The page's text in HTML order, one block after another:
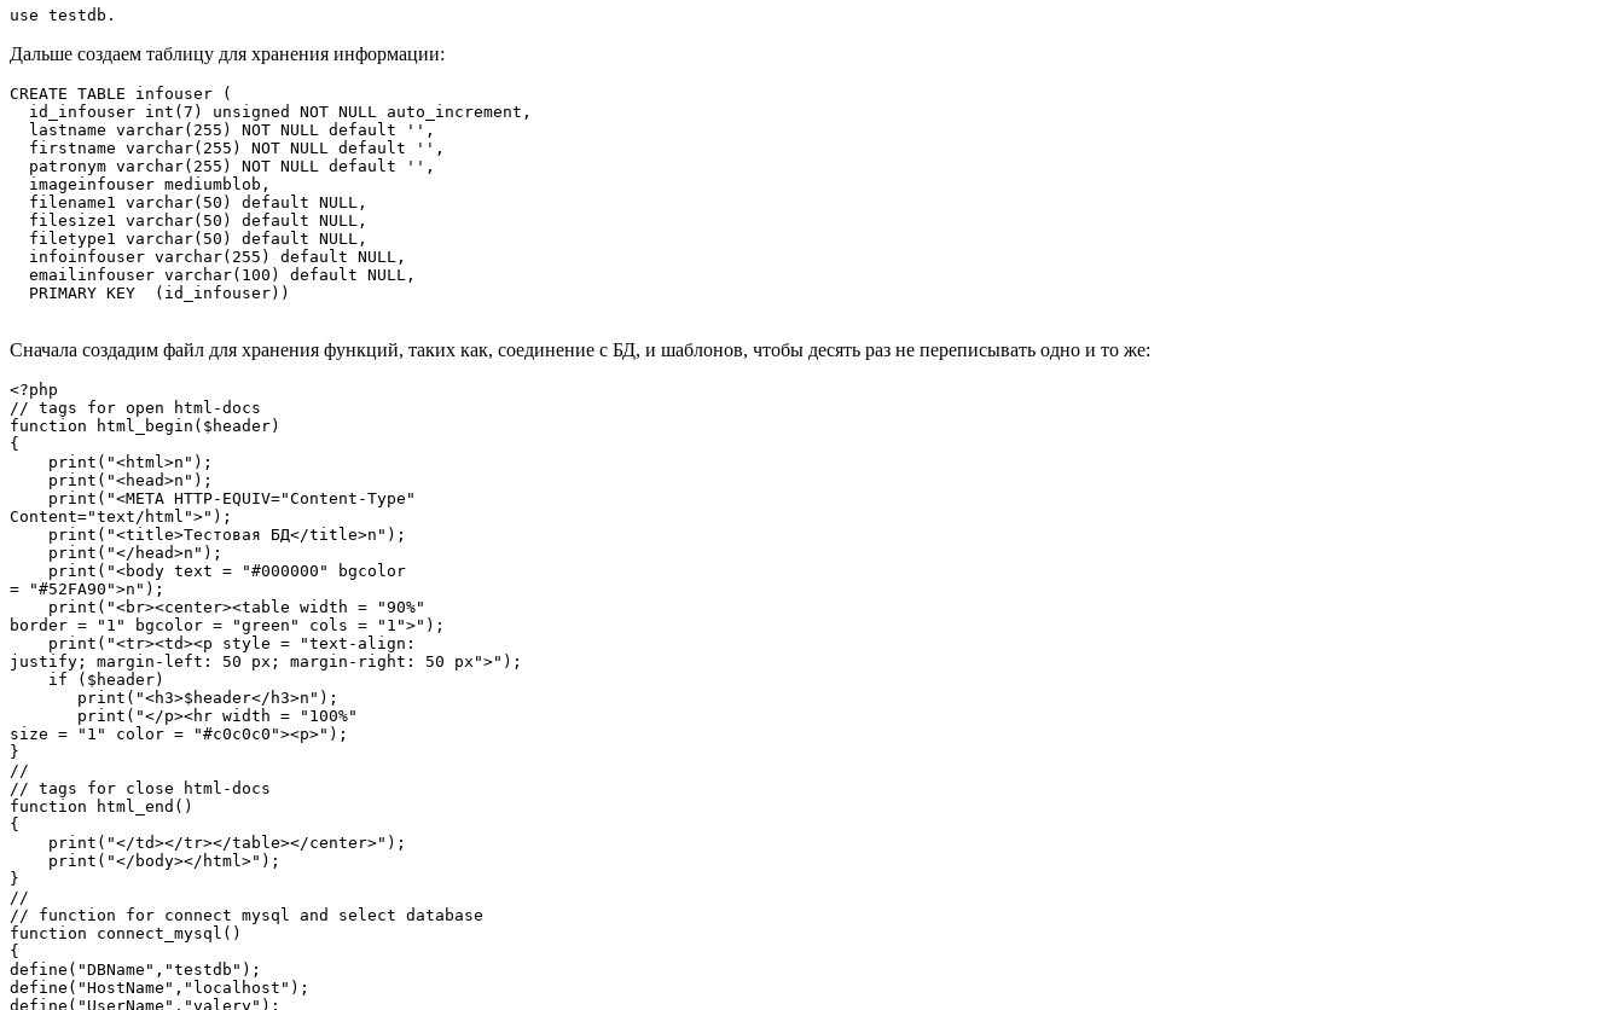
Дальше создаем таблицу для хранения информации:
CREATE TABLE infouser (
id_infouser int(7) unsigned NOT NULL auto_increment,
lastname varchar(255) NOT NULL default '',
firstname varchar(255) NOT NULL default '',
patronym varchar(255) NOT NULL default '',
imageinfouser mediumblob,
filename1 varchar(50) default NULL,
filesize1 varchar(50) default NULL,
filetype1 varchar(50) default NULL,
infoinfouser varchar(255) default NULL,
emailinfouser varchar(100) default NULL,
PRIMARY KEY  (id_infouser))
Сначала создадим файл для хранения функций, таких как, соединение с БД, и шаблонов, чтобы десять раз не переписывать одно и то же:
<?php
// tags for open html-docs
function html_begin($header)
{
print("<html>n");
print("<head>n");
print("<META HTTP-EQUIV="Content-Type"
Content="text/html">");
print("<title>Тестовая БД</title>n");
print("</head>n");
print("<body text = "#000000" bgcolor
= "#52FA90">n");
print("<br><center><table width = "90%"
border = "1" bgcolor = "green" cols = "1">");
print("<tr><td><p style = "text-align:
justify; margin-left: 50 px; margin-right: 50 px">");
if ($header)
print("<h3>$header</h3>n");
print("</p><hr width = "100%"
size = "1" color = "#c0c0c0"><p>");
}
//
// tags for close html-docs
function html_end()
{
print("</td></tr></table></center>");
print("</body></html>");
}
//
// function for connect mysql and select database
function connect_mysql()
{
define("DBName","testdb");
define("HostName","localhost");
define("UserName","valery");